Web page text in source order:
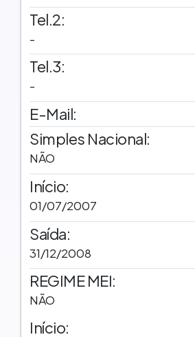
Tel.2:
-
Tel.3:
-
E-Mail:
Simples Nacional:
NÃO
Início:
01/07/2007
Saída:
31/12/2008
REGIME MEI:
NÃO
Início: